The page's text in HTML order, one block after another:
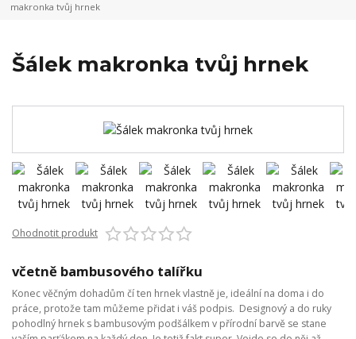
makronka tvůj hrnek
Šálek makronka tvůj hrnek
Ohodnotit produkt
včetně bambusového talířku
Konec věčným dohadům čí ten hrnek vlastně je, ideální na doma i do
práce, protože tam můžeme přidat i váš podpis. Designový a do ruky
pohodlný hrnek s bambusovým podšálkem v přírodní barvě se stane